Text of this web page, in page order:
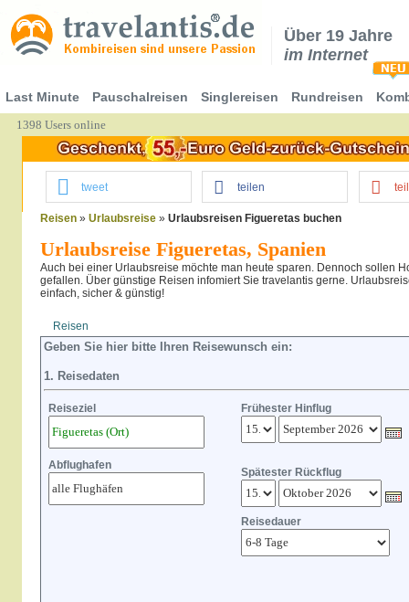
Über 19 Jahre
im Internet
Last Minute Pauschalreisen Singlereisen Rundreisen
1398 Users online
tweet teilen
Reisen » Urlaubsreise » Urlaubsreisen Figueretas buchen
Urlaubsreise Figueretas, Spanien
Auch bei einer Urlaubsreise möchte man heute sparen. Dennoch sollen
gefallen. Über günstige Reisen infomiert Sie travelantis gerne.
einfach, sicher & günstig!
Reisen
Geben Sie hier bitte Ihren Reisewunsch ein:
1. Reisedaten
Reiseziel Frühester Hinflug
Abflughafen
Spätester Rückflug
Reisedauer